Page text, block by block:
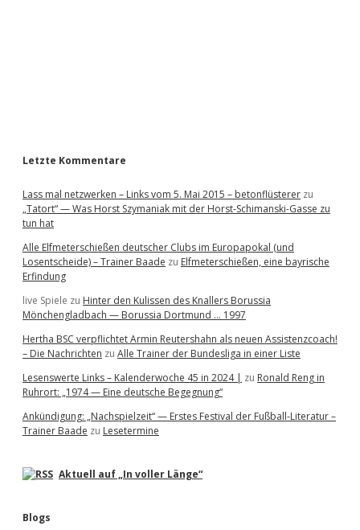
Letzte Kommentare
Lass mal netzwerken – Links vom 5. Mai 2015 – betonflüsterer zu
„Tatort“ — Was Horst Szymaniak mit der Horst-Schimanski-Gasse zu
tun hat
Alle Elfmeterschießen deutscher Clubs im Europapokal (und
Losentscheide) – Trainer Baade zu Elfmeterschießen, eine bayrische
Erfindung
live Spiele zu Hinter den Kulissen des Knallers Borussia
Mönchengladbach — Borussia Dortmund … 1997
Hertha BSC verpflichtet Armin Reutershahn als neuen Assistenzcoach!
– Die Nachrichten zu Alle Trainer der Bundesliga in einer Liste
Lesenswerte Links – Kalenderwoche 45 in 2024 | zu Ronald Reng in
Ruhrort: „1974 — Eine deutsche Begegnung“
Ankündigung: „Nachspielzeit“ — Erstes Festival der Fußball-Literatur –
Trainer Baade zu Lesetermine
Aktuell auf „In voller Länge“
Blogs